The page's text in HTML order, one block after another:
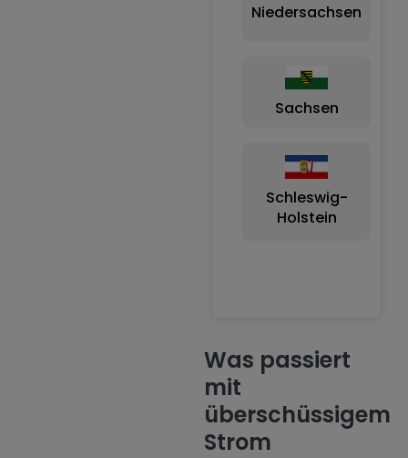
Niedersachsen
Sachsen
Schleswig-
Holstein
Was passiert
mit
überschüssigem
Strom